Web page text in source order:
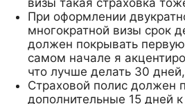
При оформлении
многократной визы срок
должен покрывать
самом начале я
что лучше делать 30
Страховой полис должен
дополнительные 15 дней к